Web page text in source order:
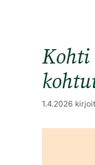
Kohti
1.4.2026